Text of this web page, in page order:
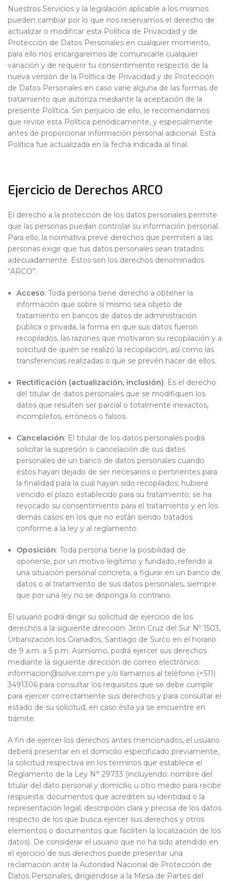
Nuestros Servicios y la legislación aplicable a los mismos
pueden cambiar por lo que nos reservamos el derecho de
actualizar o modificar esta Política de Privacidad y de
Protección de Datos Personales en cualquier momento,
para ello nos encargaremos de comunicarle cualquier
variación y de requerir tu consentimiento respecto de la
nueva versión de la Política de Privacidad y de Protección
de Datos Personales en caso varíe alguna de las formas de
tratamiento que autoriza mediante la aceptación de la
presente Política. Sin perjuicio de ello, le recomendamos
que revise esta Política periódicamente, y especialmente
antes de proporcionar información personal adicional. Esta
Política fue actualizada en la fecha indicada al final.
Ejercicio de Derechos ARCO
El derecho a la protección de los datos personales permite
que las personas puedan controlar su información personal.
Para ello, la normativa prevé derechos que permiten a las
personas exigir que tus datos personales sean tratados
adecuadamente. Estos son los derechos denominados
“ARCO”:
Acceso: Toda persona tiene derecho a obtener la
información que sobre sí mismo sea objeto de
tratamiento en bancos de datos de administración
pública o privada, la forma en que sus datos fueron
recopilados, las razones que motivaron su recopilación y a
solicitud de quién se realizó la recopilación, así como las
transferencias realizadas o que se prevén hacer de ellos.
Rectificación (actualización, inclusión): Es el derecho
del titular de datos personales que se modifiquen los
datos que resulten ser parcial o totalmente inexactos,
incompletos, erróneos o falsos.
Cancelación: El titular de los datos personales podrá
solicitar la supresión o cancelación de sus datos
personales de un banco de datos personales cuando
éstos hayan dejado de ser necesarios o pertinentes para
la finalidad para la cual hayan sido recopilados; hubiere
vencido el plazo establecido para su tratamiento; se ha
revocado su consentimiento para el tratamiento y en los
demás casos en los que no están siendo tratados
conforme a la ley y al reglamento.
Oposición: Toda persona tiene la posibilidad de
oponerse, por un motivo legítimo y fundado, referido a
una situación personal concreta, a figurar en un banco de
datos o al tratamiento de sus datos personales, siempre
que por una ley no se disponga lo contrario.
El usuario podrá dirigir su solicitud de ejercicio de los
derechos a la siguiente dirección: Jirón Cruz del Sur Nº 1503,
Urbanización los Granados, Santiago de Surco en el horario
de 9 a.m. a 5 p.m. Asimismo, podrá ejercer sus derechos
mediante la siguiente dirección de correo electrónico:
informacion@solve.com.pe y/o llamarnos al teléfono (+511)
3491306 para consultar los requisitos que se debe cumplir
para ejercer correctamente sus derechos y para consultar el
estado de su solicitud, en caso ésta ya se encuentre en
trámite.
A fin de ejercer los derechos antes mencionados, el usuario
deberá presentar en el domicilio especificado previamente,
la solicitud respectiva en los términos que establece el
Reglamento de la Ley N° 29733 (incluyendo: nombre del
titular del dato personal y domicilio u otro medio para recibir
respuesta; documentos que acrediten su identidad o la
representación legal; descripción clara y precisa de los datos
respecto de los que busca ejercer sus derechos y otros
elementos o documentos que faciliten la localización de los
datos). De considerar el usuario que no ha sido atendido en
el ejercicio de sus derechos puede presentar una
reclamación ante la Autoridad Nacional de Protección de
Datos Personales, dirigiéndose a la Mesa de Partes del